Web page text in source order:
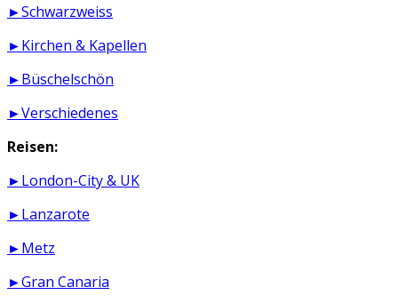
►Schwarzweiss
►Kirchen & Kapellen
►Büschelschön
►Verschiedenes
Reisen:
►London-City & UK
►Lanzarote
►Metz
►Gran Canaria